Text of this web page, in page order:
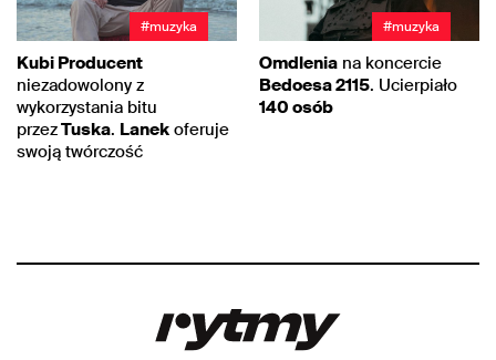
#muzyka
Kubi Producent
niezadowolony z
wykorzystania bitu
przezTuska. Lanek oferuje
swoją twórczość
#muzyka
Omdlenia na koncercie
Bedoesa 2115. Ucierpiało
140 osób